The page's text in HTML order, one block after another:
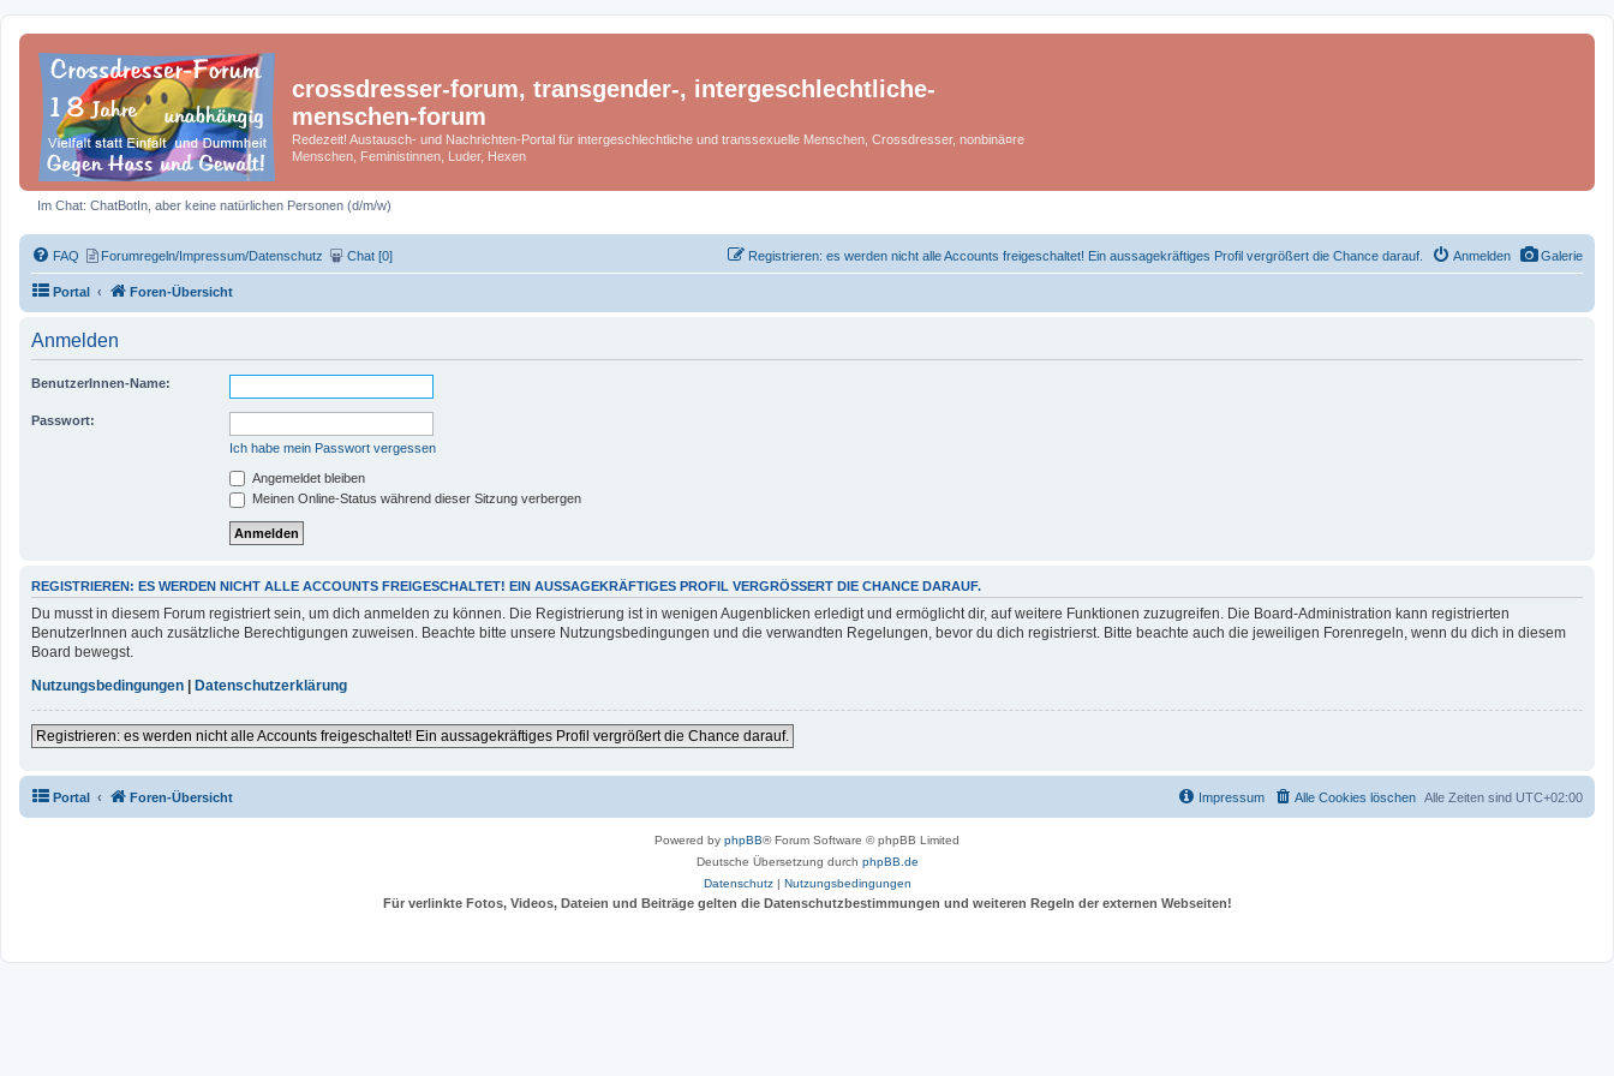
crossdresser-forum, transgender-, intergeschlechtliche-
menschen-forum
Redezeit! Austausch- und Nachrichten-Portal für intergeschlechtliche und transsexuelle Menschen, Crossdresser, nonbinä¤re
Menschen, Feministinnen, Luder, Hexen
Im Chat: ChatBotIn, aber keine natürlichen Personen (d/m/w)
Galerie
FAQ Forumregeln/Impressum/Datenschutz Chat [0] Anmelden
Registrieren: es werden nicht alle Accounts freigeschaltet! Ein aussagekräftiges Profil vergrößert die Chance darauf.
Portal Foren-Übersicht
Anmelden
BenutzerInnen-Name:
Passwort:
Ich habe mein Passwort vergessen
Angemeldet bleiben
Meinen Online-Status während dieser Sitzung verbergen
REGISTRIEREN: ES WERDEN NICHT ALLE ACCOUNTS FREIGESCHALTET! EIN AUSSAGEKRÄFTIGES PROFIL VERGRÖSSERT DIE CHANCE DARAUF.
Du musst in diesem Forum registriert sein, um dich anmelden zu können. Die Registrierung ist in wenigen Augenblicken erledigt und ermöglicht dir, auf weitere Funktionen zuzugreifen. Die Board-Administration kann registrierten
BenutzerInnen auch zusätzliche Berechtigungen zuweisen. Beachte bitte unsere Nutzungsbedingungen und die verwandten Regelungen, bevor du dich registrierst. Bitte beachte auch die jeweiligen Forenregeln, wenn du dich in diesem
Board bewegst.
Nutzungsbedingungen
Datenschutzerklärung
Registrieren: es werden nicht alle Accounts freigeschaltet! Ein aussagekräftiges Profil vergrößert die Chance darauf.
Portal Foren-Übersicht Alle Zeiten sind UTC+02:00
Alle Cookies löschen
Impressum
Powered by phpBB® Forum Software © phpBB Limited
Deutsche Übersetzung durch phpBB.de
Datenschutz| Nutzungsbedingungen
Für verlinkte Fotos, Videos, Dateien und Beiträge gelten die Datenschutzbestimmungen und weiteren Regeln der externen Webseiten!